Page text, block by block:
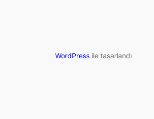
WordPress ile tasarlandı